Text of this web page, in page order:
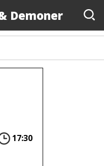
Demoner
Tid
17:30